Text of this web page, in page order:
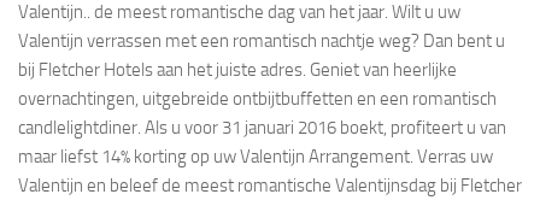
Valentijn.. de meest romantische dag van het jaar. Wilt u uw
Valentijn verrassen met een romantisch nachtje weg? Dan bent u
bij Fletcher Hotels aan het juiste adres. Geniet van heerlijke
overnachtingen, uitgebreide ontbijtbuffetten en een romantisch
candlelightdiner. Als u voor 31 januari 2016 boekt, profiteert u van
maar liefst 14% korting op uw Valentijn Arrangement. Verras uw
Valentijn en beleef de meest romantische Valentijnsdag bij Fletcher